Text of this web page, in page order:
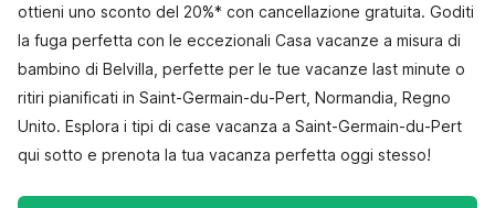
ottieni uno sconto del 20%* con cancellazione gratuita. Goditi
la fuga perfetta con le eccezionali Casa vacanze a misura di
bambino di Belvilla, perfette per le tue vacanze last minute o
ritiri pianificati in Saint-Germain-du-Pert, Normandia, Regno
Unito. Esplora i tipi di case vacanza a Saint-Germain-du-Pert
qui sotto e prenota la tua vacanza perfetta oggi stesso!